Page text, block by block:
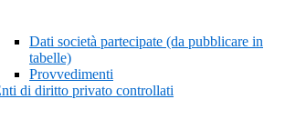
Dati società partecipate (da pubblicare in
tabelle)
Provvedimenti
di diritto privato controllati